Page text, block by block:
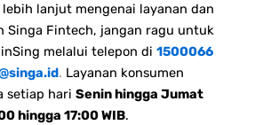
lanjut mengenai layanan dan
Singa Fintech, jangan ragu untuk
melalui telepon di 1500066
. Layanan konsumen
setiap hari Senin hingga Jumat
hingga 17:00 WIB.